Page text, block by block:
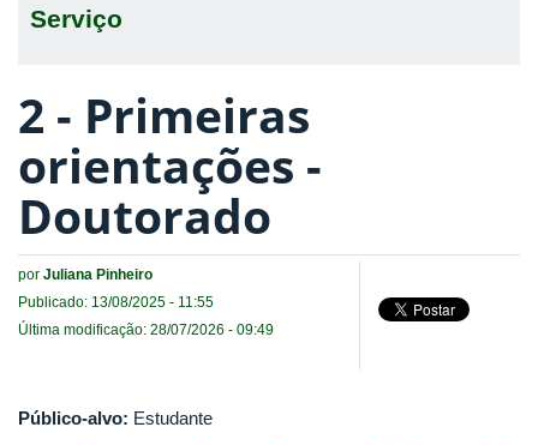
Serviço
2 - Primeiras
orientações -
Doutorado
por Juliana Pinheiro
Publicado: 13/08/2025 - 11:55
Última modificação: 28/07/2026 - 09:49
Público-alvo: Estudante